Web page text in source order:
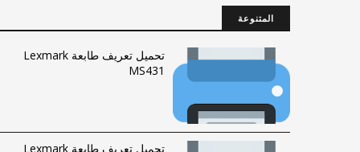
المتنوعة
تحميل تعريف طابعة Lexmark
MS431
تحميل تعريف طابعة Lexmark